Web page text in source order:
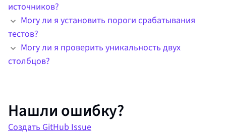
источников?
Могу ли я установить пороги срабатывания
тестов?
Могу ли я проверить уникальность двух
столбцов?
Нашли ошибку?
Создать GitHub Issue